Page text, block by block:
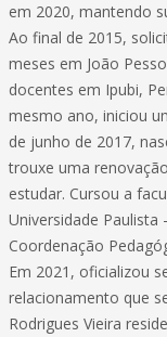
em 2020, mantendo
Ao final de 2015,
meses em João
docentes em Ipubi,
mesmo ano, iniciou
de junho de 2017,
trouxe uma
estudar. Cursou a
Universidade Paulista
Coordenação
Em 2021, oficializou
relacionamento que
Rodrigues Vieira